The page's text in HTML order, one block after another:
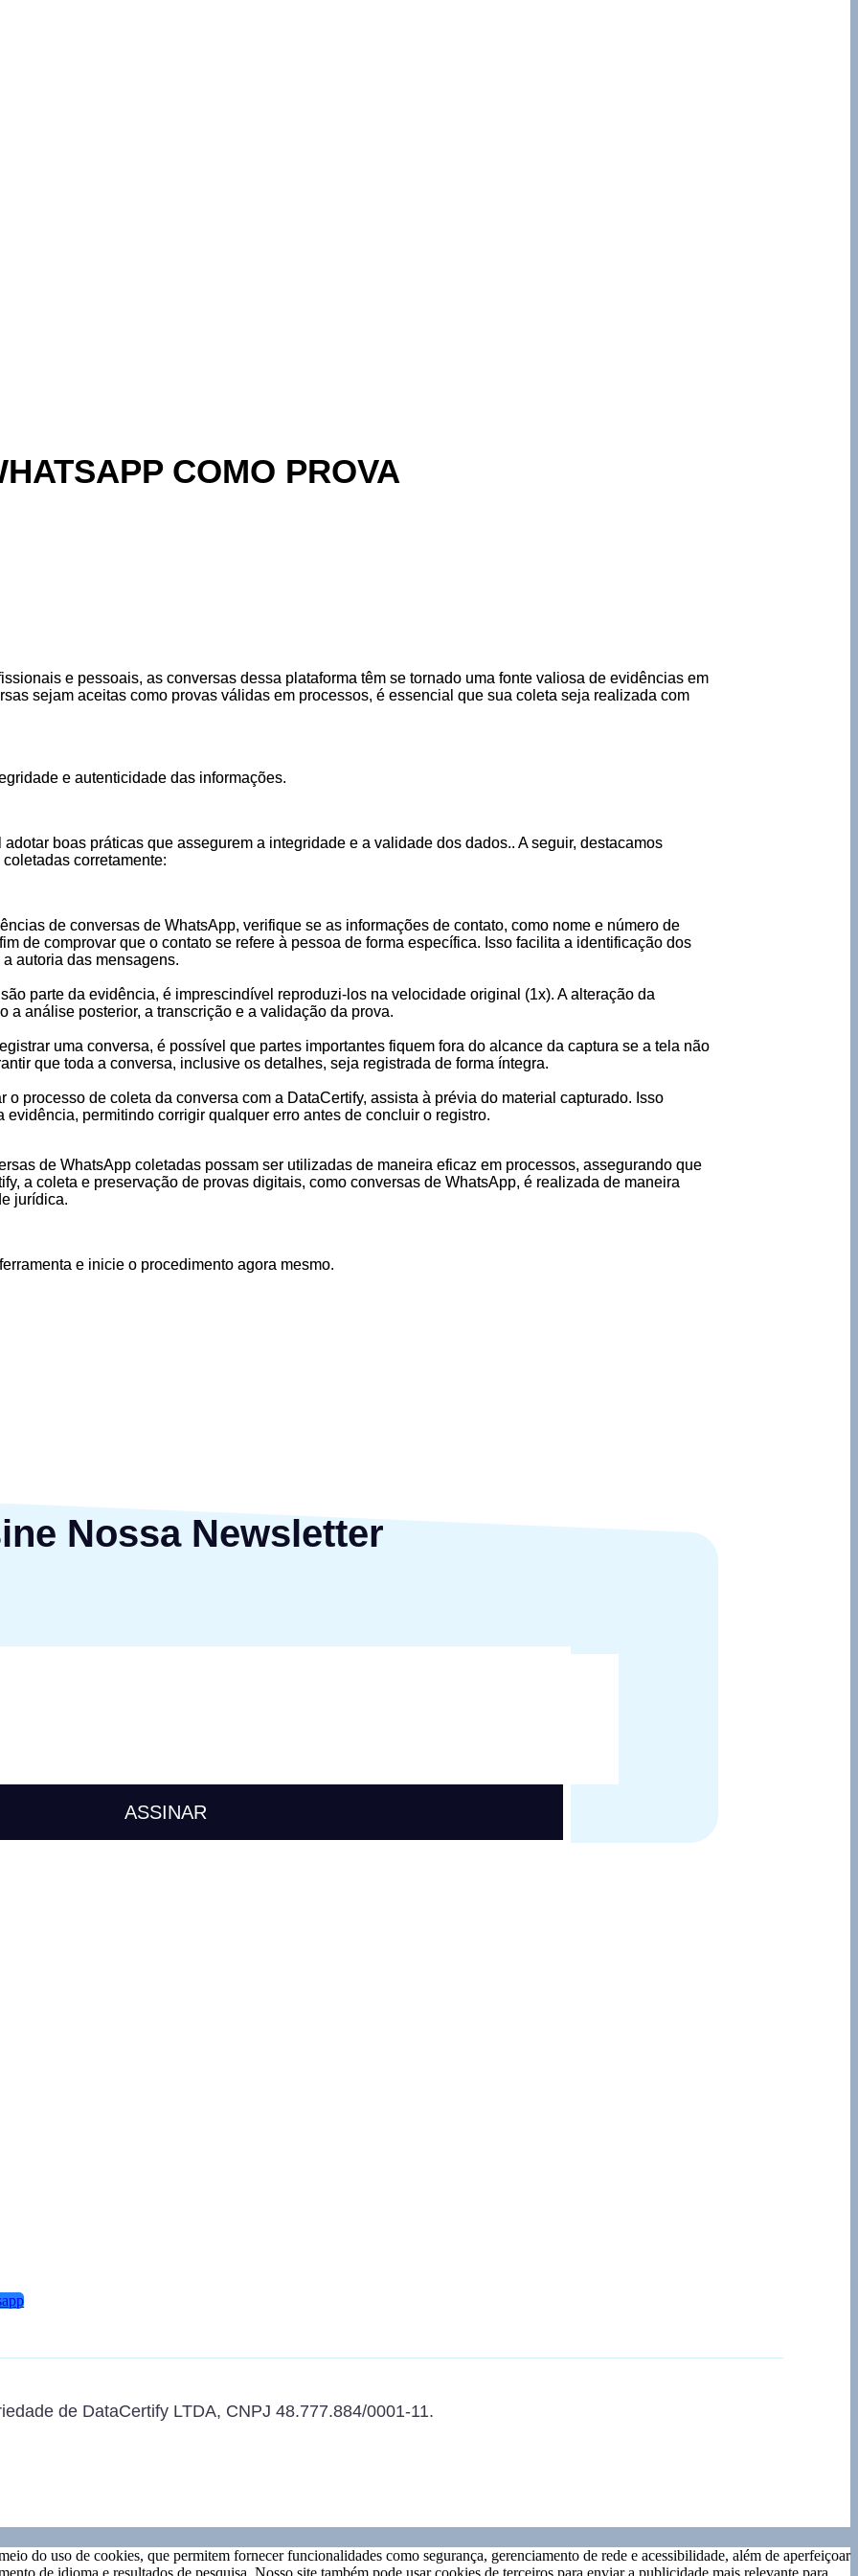
COMO PROVA
e pessoais, as conversas dessa plataforma têm se tornado uma fonte valiosa de evidências em
sejam aceitas como provas válidas em processos, é essencial que sua coleta seja realizada com
e autenticidade das informações.
boas práticas que assegurem a integridade e a validade dos dados.. A seguir, destacamos
corretamente:
de conversas de WhatsApp, verifique se as informações de contato, como nome e número de
de comprovar que o contato se refere à pessoa de forma específica. Isso facilita a identificação dos
autoria das mensagens.
parte da evidência, é imprescindível reproduzi-los na velocidade original (1x). A alteração da
análise posterior, a transcrição e a validação da prova.
uma conversa, é possível que partes importantes fiquem fora do alcance da captura se a tela não
que toda a conversa, inclusive os detalhes, seja registrada de forma íntegra.
processo de coleta da conversa com a DataCertify, assista à prévia do material capturado. Isso
permitindo corrigir qualquer erro antes de concluir o registro.
de WhatsApp coletadas possam ser utilizadas de maneira eficaz em processos, assegurando que
a coleta e preservação de provas digitais, como conversas de WhatsApp, é realizada de maneira
jurídica.
e inicie o procedimento agora mesmo.
Nossa Newsletter
ASSINAR
de DataCertify LTDA, CNPJ 48.777.884/0001-11.
do uso de cookies, que permitem fornecer funcionalidades como segurança, gerenciamento de rede e acessibilidade, além de aperfeiçoar
de idioma e resultados de pesquisa. Nosso site também pode usar cookies de terceiros para enviar a publicidade mais relevante para